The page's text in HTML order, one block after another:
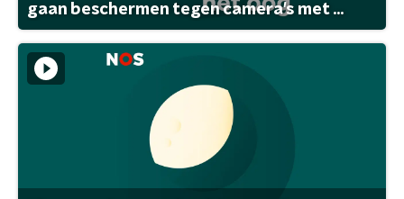
gaan beschermen tegen camera's met ...